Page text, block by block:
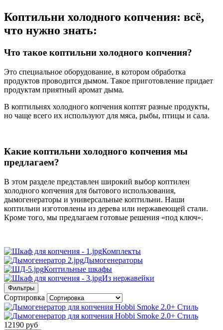
Коптильни холодного копчения: всё,
что нужно знать:
Что такое коптильни холодного копчения?
Это специальное оборудование, в котором обработка
продуктов проводится дымом. Такое приготовление придает
продуктам приятный аромат дыма.
В коптильнях холодного копчения коптят разные продукты,
но чаще всего их используют для мяса, рыбы, птицы и сала.
Какие коптильни холодного копчения мы
предлагаем?
В этом разделе представлен широкий выбор коптилен
холодного копчения для бытового использования,
дымогенераторы и универсальные коптильни. Наши
коптильни изготовлены из дерева или нержавеющей стали.
Кроме того, мы предлагаем готовые решения «под ключ».
Комплекты
Дымогенераторы
Коптильные шкафы
Из нержавейки
Фильтры
Сортировка
12190 руб